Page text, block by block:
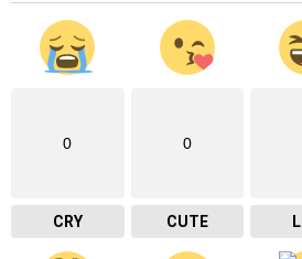
0
CRY
0
CUTE